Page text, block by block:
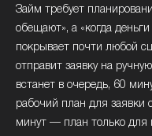
Займ требует
обещают», а «когда
покрывает почти любой
отправит заявку на
встанет в очередь, 60
рабочий план для заявки
минут — план только для